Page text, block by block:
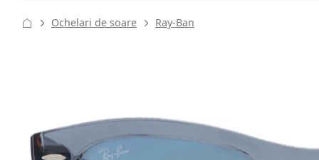
Ochelari de soare Ray-Ban